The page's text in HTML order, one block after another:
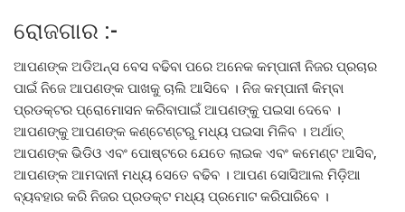
ରୋଜଗାର :-
ଆପଣଙ୍କ ଅଡିଅନ୍ସ ବେସ ବଢିବା ପରେ ଅନେକ କମ୍ପାନୀ ନିଜର ପ୍ରଚାର
ପାଇଁ ନିଜେ ଆପଣଙ୍କ ପାଖକୁ ଚାଲି ଆସିବେ । ନିଜ କମ୍ପାନୀ କିମ୍ବା
ପ୍ରଡକ୍ଟର ପ୍ରୋମୋସନ କରିବାପାଇଁ ଆପଣଙ୍କୁ ପଇସା ଦେବେ ।
ଆପଣଙ୍କୁ ଆପଣଙ୍କ କଣ୍ଟେଣ୍ଟରୁ ମଧ୍ୟ ପଇସା ମିଳିବ । ଅର୍ଥାତ୍
ଆପଣଙ୍କ ଭିଡିଓ ଏବଂ ପୋଷ୍ଟରେ ଯେତେ ଲାଇକ ଏବଂ କମେଣ୍ଟ ଆସିବ,
ଆପଣଙ୍କ ଆମଦାନୀ ମଧ୍ୟ ସେତେ ବଢିବ । ଆପଣ ସୋସିଆଲ ମିଡ଼ିଆ
ବ୍ୟବହାର କରି ନିଜର ପ୍ରଡକ୍ଟ ମଧ୍ୟ ପ୍ରମୋଟ କରିପାରିବେ ।